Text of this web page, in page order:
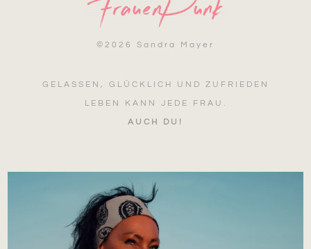
© 2026 Sandra Mayer
GELASSEN, GLÜCKLICH UND ZUFRIEDEN
LEBEN KANN JEDE FRAU.
AUCH DU!